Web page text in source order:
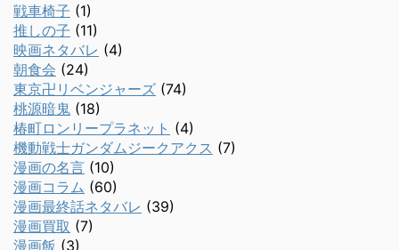
戦車椅子 (1)
推しの子 (11)
映画ネタバレ (4)
朝食会 (24)
東京卍リベンジャーズ (74)
桃源暗鬼 (18)
椿町ロンリープラネット (4)
機動戦士ガンダムジークアクス (7)
漫画の名言 (10)
漫画コラム (60)
漫画最終話ネタバレ (39)
漫画買取 (7)
漫画飯 (3)